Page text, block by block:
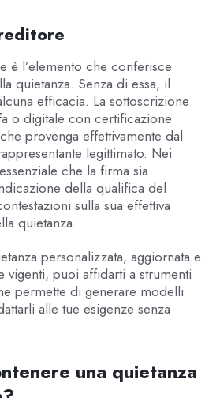
è l’elemento che conferisce
quietanza. Senza di essa, il
efficacia. La sottoscrizione
o digitale con certificazione
provenga effettivamente dal
legittimato. Nei
che la firma sia
della qualifica del
sulla sua effettiva
quietanza.
personalizzata, aggiornata e
puoi affidarti a strumenti
permette di generare modelli
alle tue esigenze senza
una quietanza